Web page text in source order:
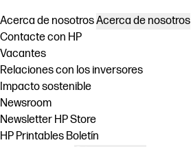
Acerca de nosotrosAcerca de nosotros
Contacte con HP
Vacantes
Relaciones con los inversores
Impacto sostenible
Newsroom
Newsletter HP Store
HP Printables Boletín